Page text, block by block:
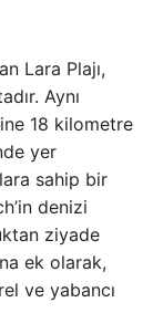
Lara Plajı,
Aynı
18 kilometre
yer
sahip bir
denizi
ziyade
ek olarak,
ve yabancı